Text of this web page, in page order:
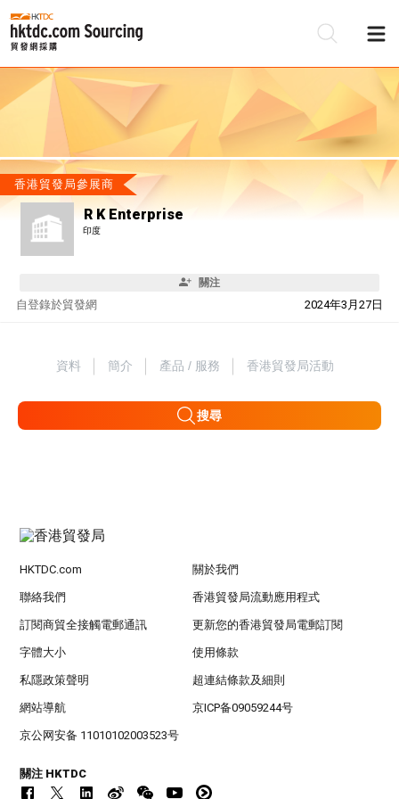
香港貿發局參展商
R K Enterprise
印度
關注
自 2024年3月27日
登錄於貿發網
資料 簡介 產品 / 服務 香港貿發局活動
搜尋
HKTDC.com 關於我們
聯絡我們 香港貿發局流動應用程式
訂閱商貿全接觸電郵通訊 更新您的香港貿發局電郵訂閱
字體大小 使用條款
私隱政策聲明 超連結條款及細則
網站導航 京ICP备09059244号
京公网安备 11010102003523号
關注 HKTDC